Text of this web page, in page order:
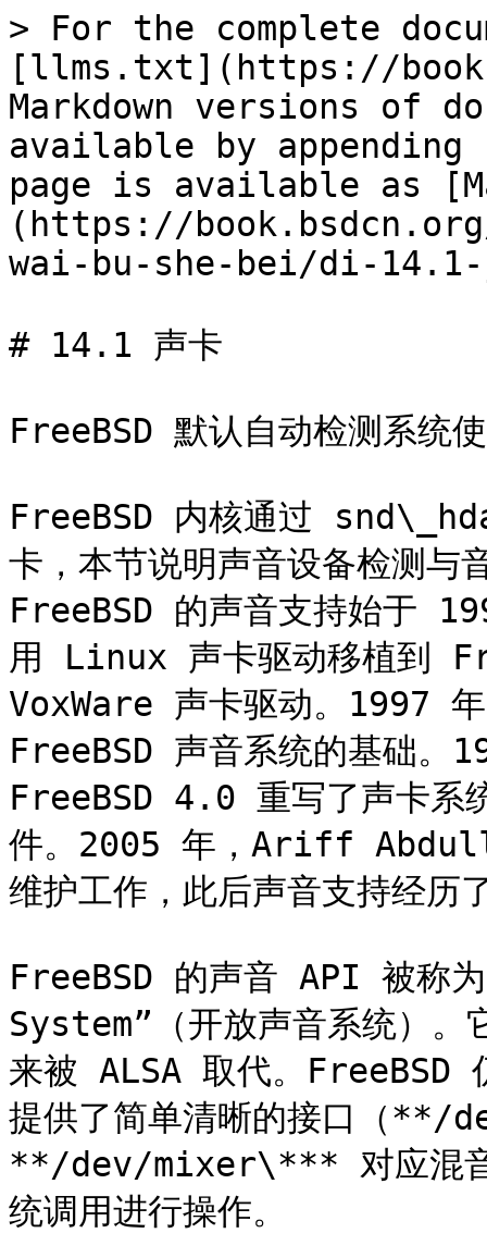
> For the complete
[llms.txt](https://
Markdown versions of
available by
page is available as
(https://
wai-bu-she-bei/di-
# 14.1 声卡
FreeBSD 默认自动检测系统
FreeBSD 内核通过
卡，本节说明声音设备检测与
FreeBSD 的声音支持始于
用 Linux 声卡驱动移植到
VoxWare 声卡驱动。1997
FreeBSD 声音系统的基础
FreeBSD 4.0 重写了声卡系
件。2005 年，Ariff
维护工作，此后声音支持经历
FreeBSD 的声音 API 被称
System”（开放声音系统）
来被 ALSA 取代。FreeBSD
提供了简单清晰的接口（
**/dev/mixer\*** 对应混音
统调用进行操作。